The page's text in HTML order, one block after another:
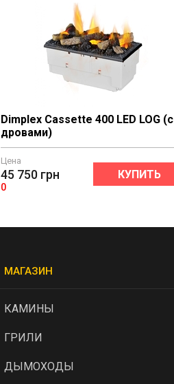
Dimplex Cassette 400 LED LOG (с
дровами)
Цена
45 750 грн
0
КУПИТЬ
МАГАЗИН
КАМИНЫ
ГРИЛИ
ДЫМОХОДЫ